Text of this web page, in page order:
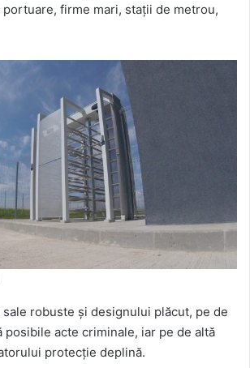
firme mari, stații de metrou,
robuste și designului plăcut, pe de
posibile acte criminale, iar pe de altă
protecție deplină.